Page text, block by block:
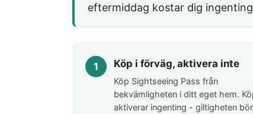
eftermiddag kostar dig
Köp i förväg, aktivera inte
Köp Sightseeing Pass från
bekvämligheten i ditt eget hem.
aktiverar ingenting - giltigheten